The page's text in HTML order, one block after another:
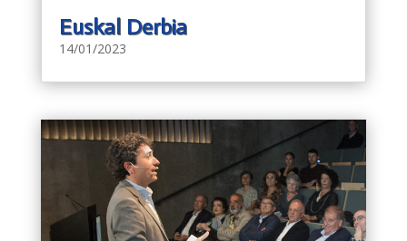
Euskal Derbia
14/01/2023